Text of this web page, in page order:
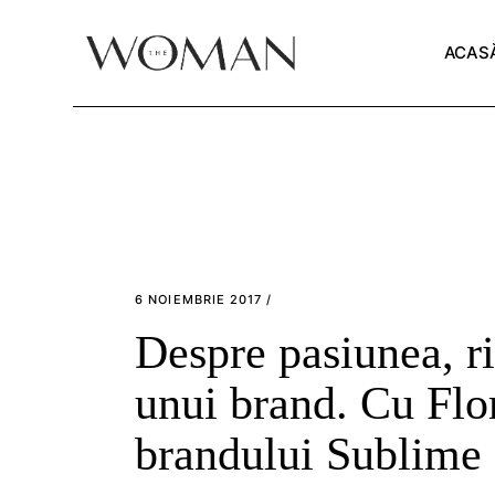
6 NOIEMBRIE 2017
Despre pasiunea,
unui brand. Cu
brandului Sublime